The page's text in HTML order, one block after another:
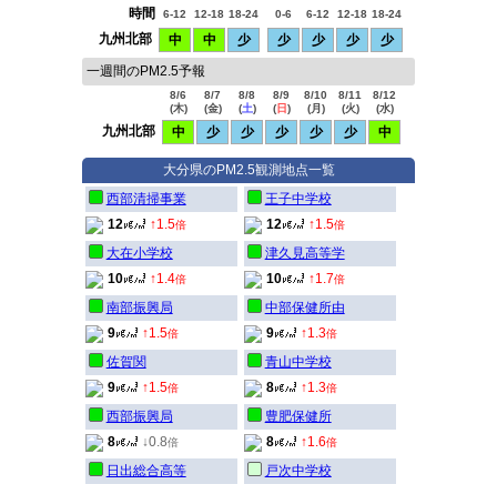
時間 6-12 12-18 18-24 0-6 6-12 12-18 18-24
九州北部 中 中 少 少 少 少 少
一週間のPM2.5予報
8/6
(木)
8/7
(金)
8/8
(土)
8/9
(日)
8/10
(月 )
8/11
(火)
8/12
(水)
九州北部 中 少 少 少 少 少 中
大分県のPM2.5観測地点一覧
西部清掃事業
12
↑1.5倍
王子中学校
12
↑1.5倍
大在小学校
10
↑1.4倍
津久見高等学
10
↑1.7倍
南部振興局
9
↑1.5倍
中部保健所由
9
↑1.3倍
佐賀関
9
↑1.5倍
青山中学校
8
↑1.3倍
西部振興局
8
↓0.8倍
豊肥保健所
8
↑1.6倍
日出総合高等
戸次中学校